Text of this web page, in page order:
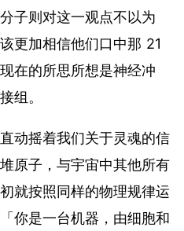
子则对这一观点不以为
更加相信他们口中那 21
在的所思所想是神经冲
组。
动摇着我们关于灵魂的信
原子，与宇宙中其他所有
就按照同样的物理规律运
你是一台机器，由细胞和